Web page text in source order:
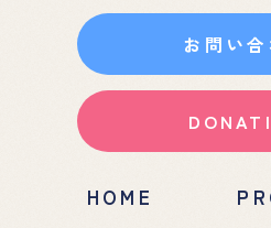
お問い合
HOME